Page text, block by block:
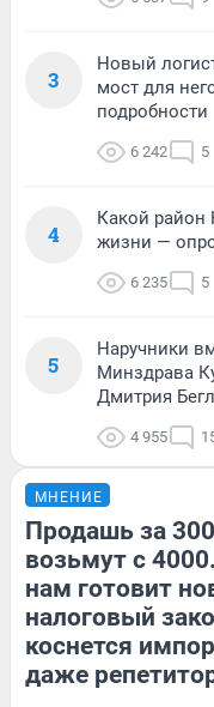
3
Новый
мост для
подробности
6 242 5
4
Какой район
жизни —
6 235 5
5
Наручники
Минздрава
Дмитрия
4 955
МНЕНИЕ
Продашь за
возьмут с
нам готовит
налоговый
коснется
даже